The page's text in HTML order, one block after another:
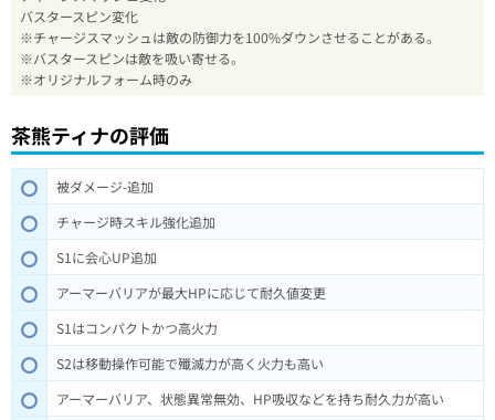
バスタースピン変化
※チャージスマッシュは敵の防御力を100%ダウンさせることがある。
※バスタースピンは敵を吸い寄せる。
※オリジナルフォーム時のみ
茶熊ティナの評価
被ダメージ-追加
チャージ時スキル強化追加
S1に会心UP追加
アーマーバリアが最大HPに応じて耐久値変更
S1はコンパクトかつ高火力
S2は移動操作可能で殲滅力が高く火力も高い
アーマーバリア、状態異常無効、HP吸収などを持ち耐久力が高い